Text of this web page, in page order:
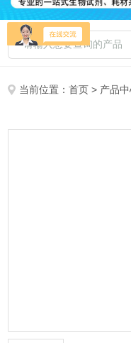
当前位置：首页 > 产品